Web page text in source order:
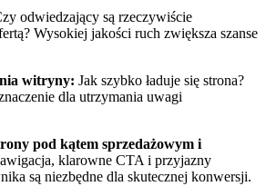
odwiedzający są rzeczywiście
Wysokiej jakości ruch zwiększa szanse
witryny: Jak szybko ładuje się strona?
dla utrzymania uwagi
pod kątem sprzedażowym i
klarowne CTA i przyjazny
są niezbędne dla skutecznej konwersji.